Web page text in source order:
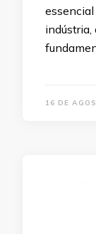
indústria,
16 DE